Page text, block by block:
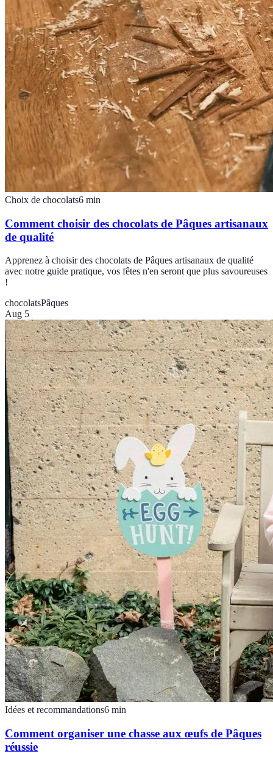
Choix de chocolats6 min
Comment choisir des chocolats de Pâques artisanaux
de qualité
Apprenez à choisir des chocolats de Pâques artisanaux de qualité
avec notre guide pratique, vos fêtes n'en seront que plus savoureuses
!
chocolatsPâques
Aug 5
Idées et recommandations6 min
Comment organiser une chasse aux œufs de Pâques
réussie